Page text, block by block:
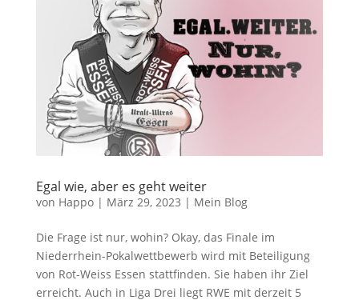
Egal wie, aber es geht weiter
von Happo| März 29, 2023 | Mein Blog
Die Frage ist nur, wohin? Okay, das Finale im
Niederrhein-Pokalwettbewerb wird mit Beteiligung
von Rot-Weiss Essen stattfinden. Sie haben ihr Ziel
erreicht. Auch in Liga Drei liegt RWE mit derzeit 5